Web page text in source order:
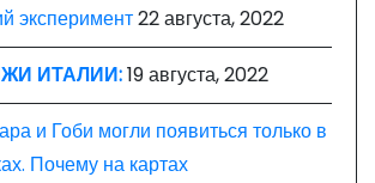
эксперимент22 августа, 2022
ИТАЛИИ:19 августа, 2022
и Гоби могли появиться только в
Почему на картах